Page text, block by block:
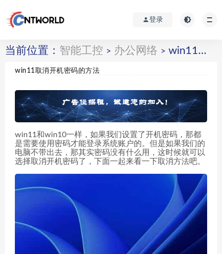
登录
当前位置： 智能工控 > 办公网络 > win11取消开机密码的方法
win11取消开机密码的方法
win11和win10一样，如果我们设置了开机密码，那都
是需要使用密码才能登录系统账户的。但是如果我们的
电脑不带出去，那其实密码没有什么用，这时候就可以
选择取消开机密码了，下面一起来看一下取消方法吧。